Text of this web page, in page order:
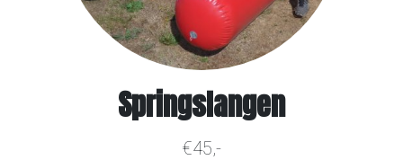
Springslangen
€45,-